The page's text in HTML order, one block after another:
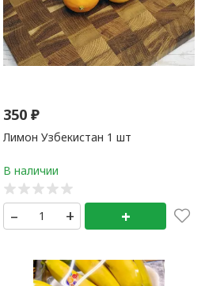
350₽
Лимон Узбекистан 1 шт
– + +